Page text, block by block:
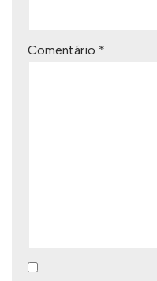
Comentário *